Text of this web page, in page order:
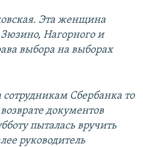
Эта женщина
Нагорного и
выбора на выборах
Сбербанка то
документов
пыталась вручить
руководитель